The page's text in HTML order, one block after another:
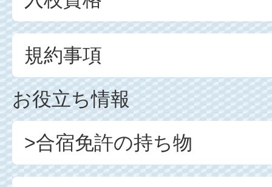
規約事項
お役立ち情報
>合宿免許の持ち物